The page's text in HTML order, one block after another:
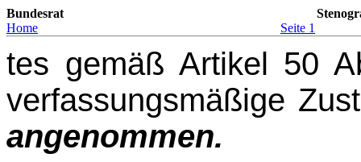
Bundesrat
Home
Seite 1
tes gemäß Artikel 50
verfassungsmäßige
angenommen.